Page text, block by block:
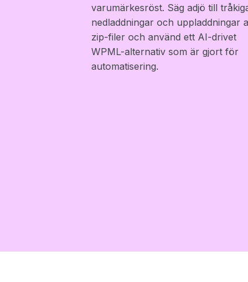
varumärkesröst. Säg adjö till
nedladdningar och uppladdningar
zip-filer och använd ett AI-drivet
WPML-alternativ som är gjort för
automatisering.